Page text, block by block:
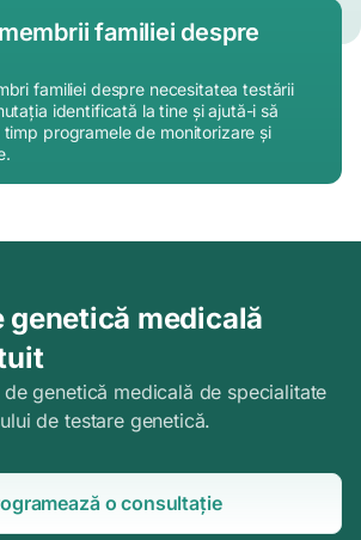
familiei despre
familiei despre necesitatea testării
identificată la tine și ajută-i să
programele de monitorizare și
genetică medicală
genetică medicală de specialitate
de testare genetică.
o consultație